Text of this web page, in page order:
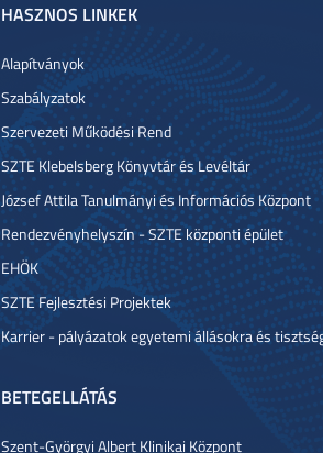
HASZNOS LINKEK
Alapítványok
Szabályzatok
Szervezeti Működési Rend
SZTE Klebelsberg Könyvtár és Levéltár
József Attila Tanulmányi és Információs Központ
Rendezvényhelyszín - SZTE központi épület
EHÖK
SZTE Fejlesztési Projektek
Karrier - pályázatok egyetemi állásokra és
BETEGELLÁTÁS
Szent-Györgyi Albert Klinikai Központ